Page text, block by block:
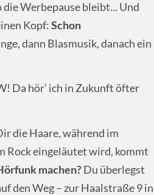
Werbepause bleibt... Und
Kopf:Schon
dann Blasmusik, danach ein
Da hör’ ich in Zukunft öfter
die Haare, während im
Rock eingeläutet wird, kommt
machen?Du überlegst
den Weg – zur Haalstraße 9 in